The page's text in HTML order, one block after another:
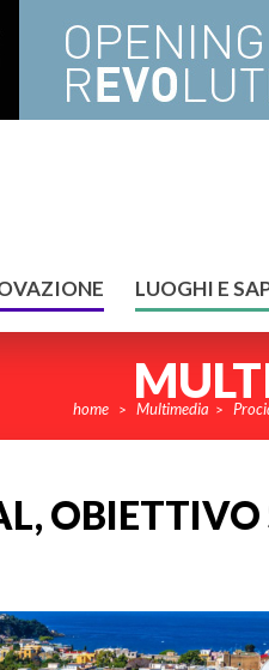
LUOGHI E
home > Multimedia >
OBIETTIVO